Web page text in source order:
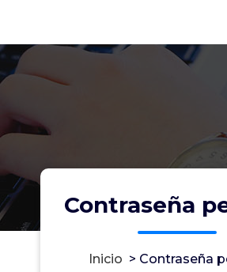
Contraseña
Inicio > Contraseña